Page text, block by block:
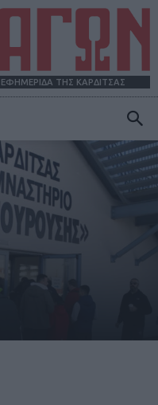
ΤΗΣ ΚΑΡΔΙΤΣΑΣ